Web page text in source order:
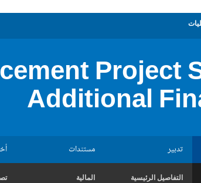
Project
Additional
تدبير مستندات
التفاصيل الرئيسية المالية